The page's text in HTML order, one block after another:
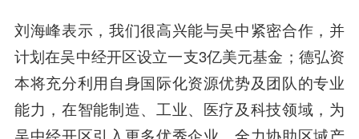
刘海峰表示， 我们很高兴能与吴中紧密合作，并
计划在吴中经开区设立一支3亿美元基金；德弘资
本将充分利用自身国际化资源优势及团队的专业
能力，在智能制造、工业、医疗及科技领域，为